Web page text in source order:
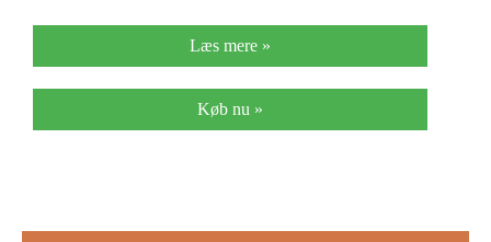
Læs mere »
Køb nu »